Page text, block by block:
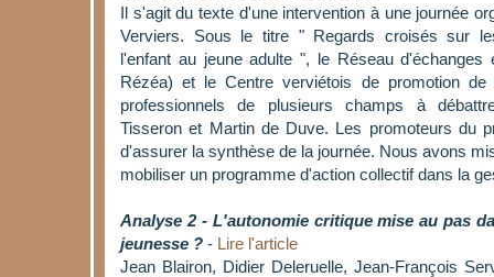
Il s'agit du texte d'une intervention à une journée
Verviers. Sous le titre " Regards croisés sur
l'enfant au jeune adulte ", le Réseau d'échanges
Rézéa) et le Centre verviétois de promotion
professionnels de plusieurs champs à
Tisseron et Martin de Duve. Les promoteurs du
d'assurer la synthèse de la journée. Nous avons
mobiliser un programme d'action collectif dans la
Analyse 2 - L'autonomie critique mise au pas
jeunesse ? - Lire l'article
Jean Blairon, Didier Deleruelle, Jean-François